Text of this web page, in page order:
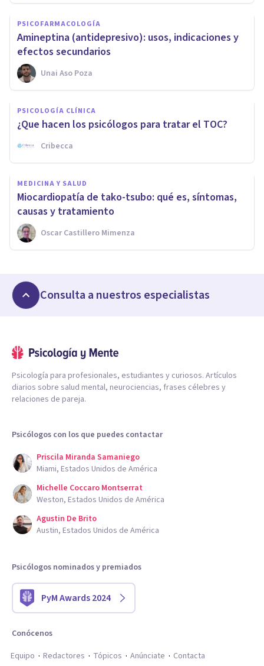
PSICOFARMACOLOGÍA
Amineptina (antidepresivo): usos, indicaciones y
efectos secundarios
Unai Aso Poza
PSICOLOGÍA CLÍNICA
¿Que hacen los psicólogos para tratar el TOC?
Cribecca
MEDICINA Y SALUD
Miocardiopatía de tako-tsubo: qué es, síntomas,
causas y tratamiento
Oscar Castillero Mimenza
Consulta a nuestros especialistas
Psicología para profesionales, estudiantes y curiosos. Artículos
diarios sobre salud mental, neurociencias, frases célebres y
relaciones de pareja.
Psicólogos con los que puedes contactar
Priscila Miranda Samaniego
Miami, Estados Unidos de América
Michelle Coccaro Montserrat
Weston, Estados Unidos de América
Agustin De Brito
Austin, Estados Unidos de América
Psicólogos nominados y premiados
PyM Awards 2024
Conócenos
Equipo
Redactores Tópicos Anúnciate Contacta